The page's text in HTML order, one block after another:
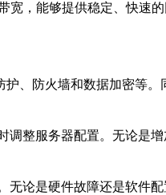
，能够提供稳定、快速
、防火墙和数据加密等
整服务器配置。无论是
论是硬件故障还是软件